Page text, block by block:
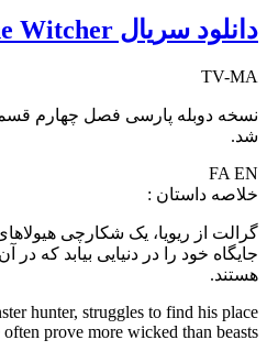
دانلود سریال The Witcher
TV-MA
شد.
FA EN
خلاصه داستان :
گرالت از ریویا، یک شکارچی
جایگاه خود را در دنیایی بیابد که در
هستند.
hunter, struggles to find his place
prove more wicked than beasts.